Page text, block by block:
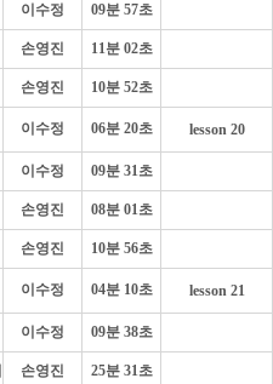
이수정 09분 57초
손영진 11분 02초
손영진 10분 52초
이수정 06분 20초 lesson 20
이수정 09분 31초
손영진 08분 01초
손영진 10분 56초
이수정 04분 10초 lesson 21
이수정 09분 38초
손영진 25분 31초